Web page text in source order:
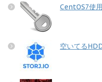
CentOS7使
空いてる